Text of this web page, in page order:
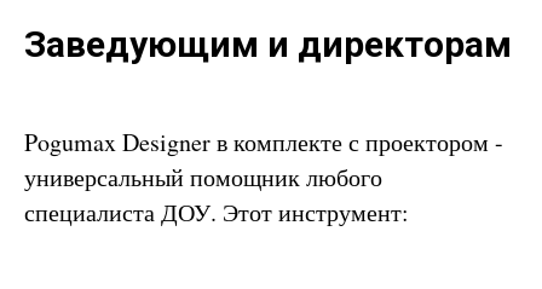
Заведующим и директорам
Pogumax Designer в комплекте с проектором -
универсальный помощник любого
специалиста ДОУ. Этот инструмент: